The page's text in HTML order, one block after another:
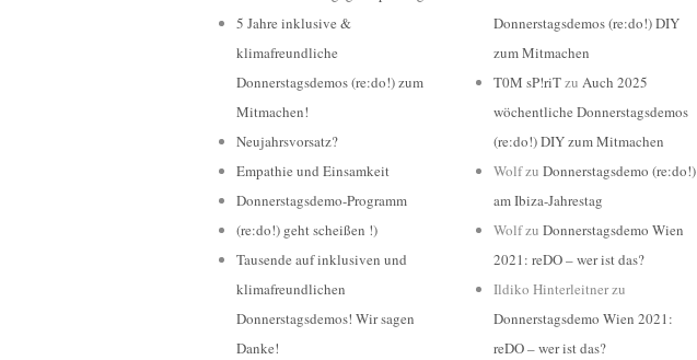
5 Jahre inklusive &
klimafreundliche
Donnerstagsdemos (re:do!) zum
Mitmachen!
Neujahrsvorsatz?
Empathie und Einsamkeit
Donnerstagsdemo-Programm
(re:do!) geht scheißen !)
Tausende auf inklusiven und
klimafreundlichen
Donnerstagsdemos! Wir sagen
Danke!
Donnerstagsdemos (re:do!) DIY
zum Mitmachen
T0M sP!riTzu Auch 2025
wöchentliche Donnerstagsdemos
(re:do!) DIY zum Mitmachen
Wolfzu Donnerstagsdemo (re:do!)
am Ibiza-Jahrestag
Wolfzu Donnerstagsdemo Wien
2021: reDO – wer ist das?
Ildiko Hinterleitnerzu
Donnerstagsdemo Wien 2021:
reDO – wer ist das?